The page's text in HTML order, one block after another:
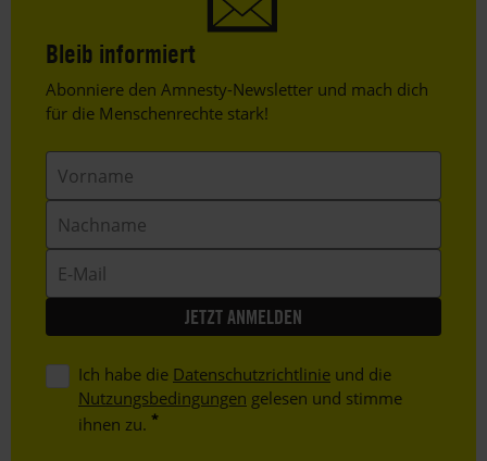
Bleib informiert
Header
Text
Abonniere den Amnesty-Newsletter und mach dich
für die Menschenrechte stark!
Mail
Ich habe die Datenschutzrichtlinie und die
Nutzungsbedingungen gelesen und stimme
ihnen zu.